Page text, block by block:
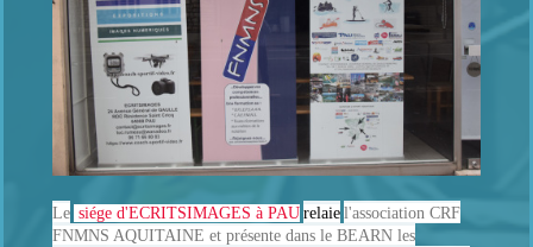
Le siége d'ECRITSIMAGES à PAU relaie l'association CRF
FNMNS AQUITAINE et présente dans le BEARN les